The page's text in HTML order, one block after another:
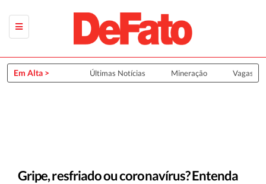
Em Alta > Últimas Notícias Mineração Vagas
Gripe, resfriado ou coronavírus? Entenda